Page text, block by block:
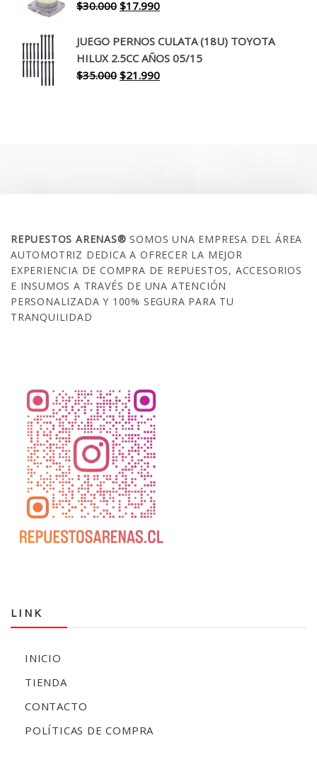
$260.000.
$30.000 El
original
era:
$30.000.
$17.990El
actual
es:
$17.990.
JUEGO PERNOS CULATA (18U) TOYOTA
HILUX 2.5CC AÑOS 05/15
$35.000 El
$21.990El
REPUESTOS ARENAS®SOMOS UNA EMPRESA DEL ÁREA
AUTOMOTRIZ DEDICA A OFRECER LA MEJOR
EXPERIENCIA DE COMPRA DE REPUESTOS, ACCESORIOS
E INSUMOS A TRAVÉS DE UNA ATENCIÓN
PERSONALIZADA Y 100% SEGURA PARA TU
TRANQUILIDAD
LINK
INICIO
TIENDA
CONTACTO
POLÍTICAS DE COMPRA